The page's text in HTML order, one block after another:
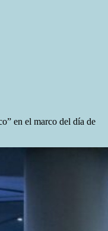
en el marco del día de